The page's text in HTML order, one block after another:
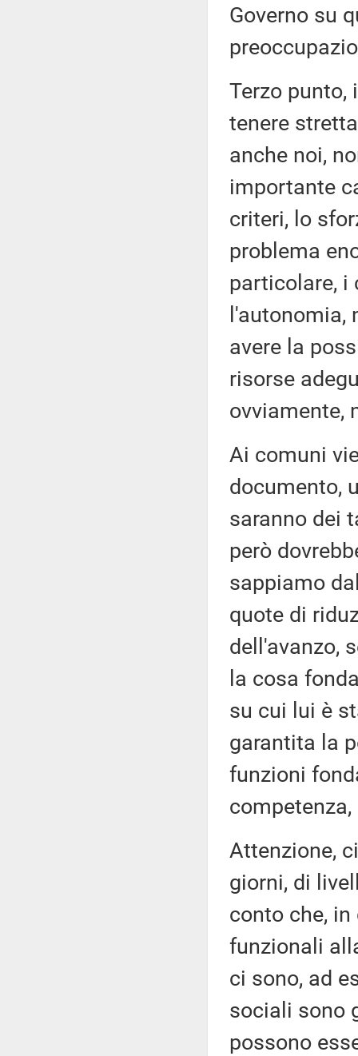
Governo su
Terzo punto,
tenere
anche noi,
importante
criteri, lo
problema
particolare, i
avere la
risorse
ovviamente,
Ai comuni
documento,
saranno dei
però
sappiamo
quote di
dell'avanzo,
la cosa
su cui lui è
garantita la
funzioni
Attenzione,
giorni, di
conto che,
funzionali
ci sono, ad
sociali sono
possono